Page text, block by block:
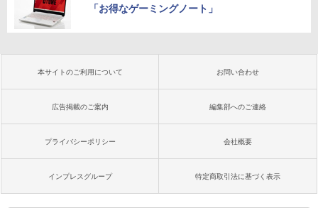
「お得なゲーミングノート」
本サイトのご利用について お問い合わせ
広告掲載のご案内 編集部へのご連絡
プライバシーポリシー 会社概要
インプレスグループ 特定商取引法に基づく表示